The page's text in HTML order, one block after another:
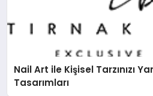
Nail Art ile Kişisel Tarzınızı
Tasarımları